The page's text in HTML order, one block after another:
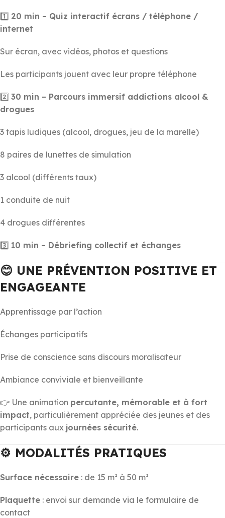
1️⃣ 20 min – Quiz interactif écrans / téléphone /
internet
Sur écran, avec vidéos, photos et questions
Les participants jouent avec leur propre téléphone
2️⃣ 30 min – Parcours immersif addictions alcool &
drogues
3 tapis ludiques (alcool, drogues, jeu de la marelle)
8 paires de lunettes de simulation
3 alcool (différents taux)
1 conduite de nuit
4 drogues différentes
3️⃣ 10 min – Débriefing collectif et échanges
😊 UNE PRÉVENTION POSITIVE ET
ENGAGEANTE
Apprentissage par l’action
Échanges participatifs
Prise de conscience sans discours moralisateur
Ambiance conviviale et bienveillante
👉 Une animation percutante, mémorable et à fort
impact, particulièrement appréciée des jeunes et des
participants aux journées sécurité.
⚙️ MODALITÉS PRATIQUES
Surface nécessaire : de 15 m² à 50 m²
Plaquette : envoi sur demande via le formulaire de
contact